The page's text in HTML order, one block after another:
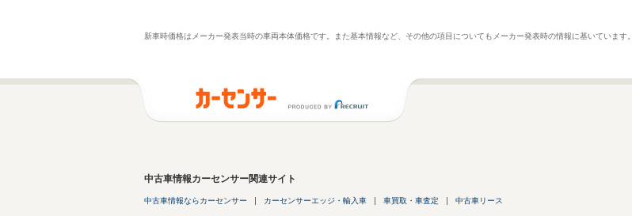
新車時価格はメーカー発表当時の車両本体価格です。また基本情報など、その他の項目についてもメーカー発表時の情報に基いています。
中古車情報カーセンサー関連サイト
中古車情報ならカーセンサー カーセンサーエッジ・輸入車 車買取・車査定 中古車リース